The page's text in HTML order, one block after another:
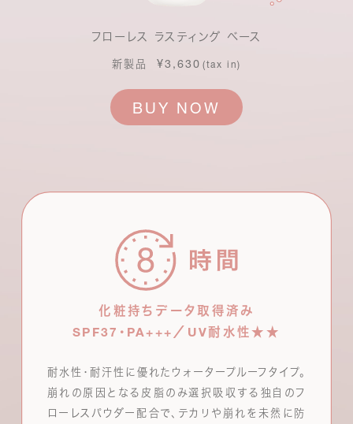
フローレス ラスティング ベース
新製品 ¥3,630 (tax in)
BUY NOW
化粧持ちデータ取得済み
SPF37・PA+++／UV耐水性★★
耐水性・耐汗性に優れたウォータープルーフタイプ。
崩れの原因となる皮脂のみ選択吸収する独自のフ
ローレスパウダー配合で、テカリや崩れを未然に防